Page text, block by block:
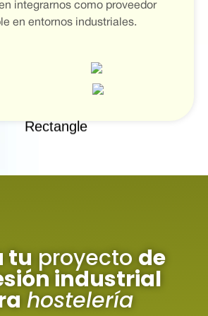
integrarnos como proveedor
en entornos industriales.
tu proyecto de
industrial
hostelería